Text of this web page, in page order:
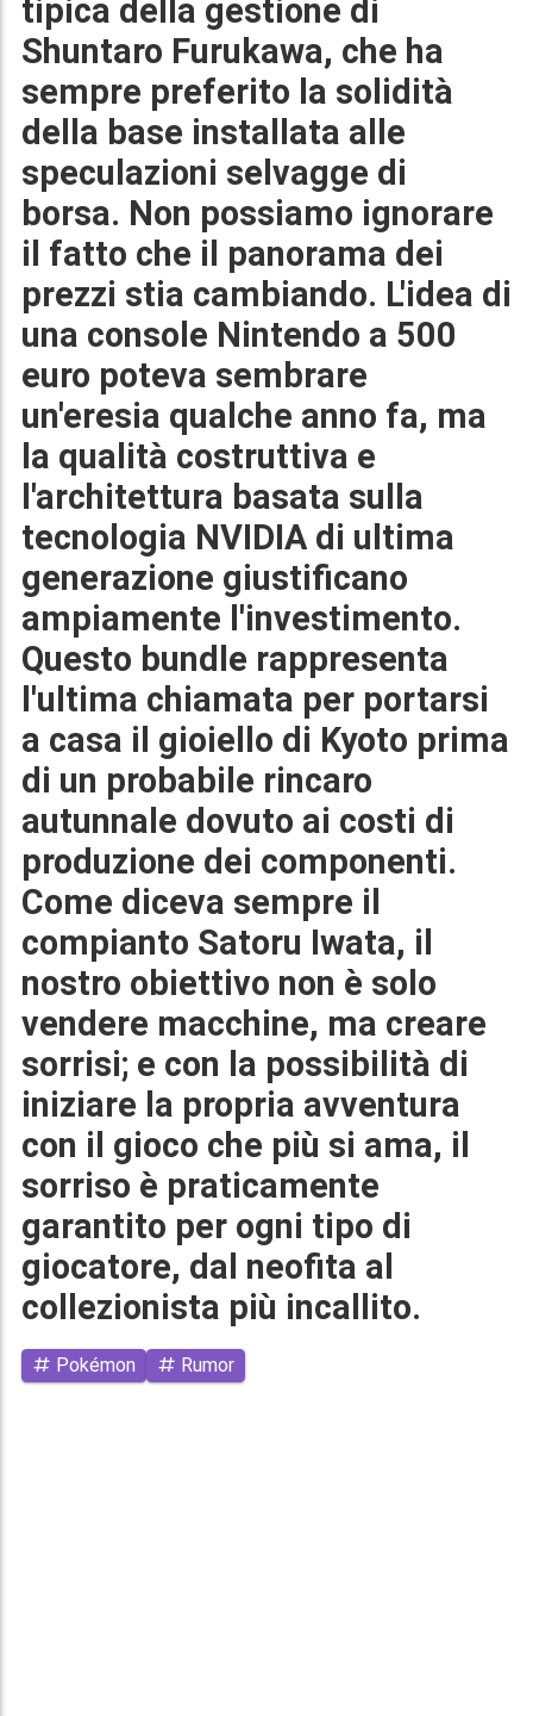
tipica della gestione di
Shuntaro Furukawa, che ha
sempre preferito la solidità
della base installata alle
speculazioni selvagge di
borsa. Non possiamo ignorare
il fatto che il panorama dei
prezzi stia cambiando. L'idea di
una console Nintendo a 500
euro poteva sembrare
un'eresia qualche anno fa, ma
la qualità costruttiva e
l'architettura basata sulla
tecnologia NVIDIA di ultima
generazione giustificano
ampiamente l'investimento.
Questo bundle rappresenta
l'ultima chiamata per portarsi
a casa il gioiello di Kyoto prima
di un probabile rincaro
autunnale dovuto ai costi di
produzione dei componenti.
Come diceva sempre il
compianto Satoru Iwata, il
nostro obiettivo non è solo
vendere macchine, ma creare
sorrisi; e con la possibilità di
iniziare la propria avventura
con il gioco che più si ama, il
sorriso è praticamente
garantito per ogni tipo di
giocatore, dal neofita al
collezionista più incallito.
Pokémon Rumor